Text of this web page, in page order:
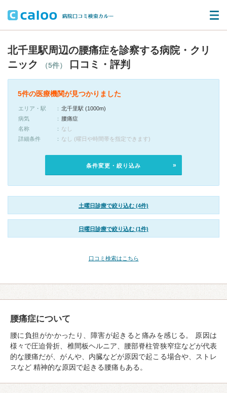
北千里駅周辺の腰痛症を診察する病院・クリ
ニック
（5件） 口コミ・評判
5件の医療機関が見つかりました
エリア・駅
北千里駅 (1000m)
病気
腰痛症
名称
なし
詳細条件
なし (曜日や時間帯を指定できます)
条件変更・絞り込み
土曜日診療で絞り込む (4件)
日曜日診療で絞り込む (1件)
口コミ検索はこちら
腰痛症について
腰に負担がかかったり、障害が起きると痛みを感じる。 原因は
様々で圧迫骨折、椎間板ヘルニア、腰部脊柱管狭窄症などが代表
的な腰痛だが、がんや、内臓などが原因で起こる場合や、ストレ
スなど 精神的な原因で起きる腰痛もある。